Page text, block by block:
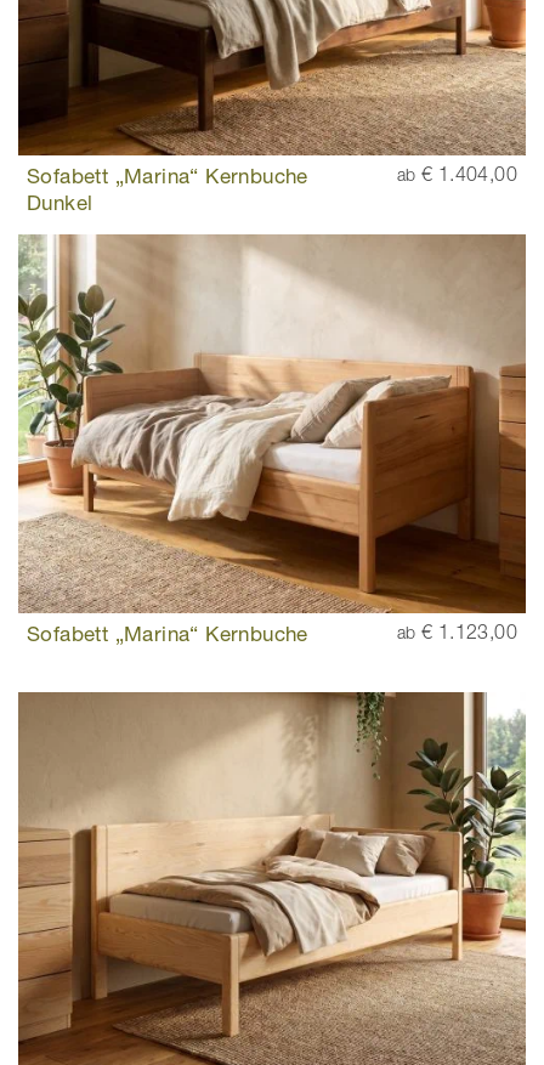
Sofabett „Marina“ Kernbuche
Dunkel
ab € 1.404,00
Sofabett „Marina“ Kernbuche ab € 1.123,00